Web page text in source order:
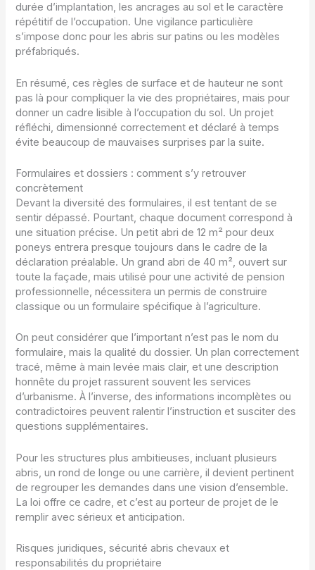
durée d’implantation, les ancrages au sol et le caractère
répétitif de l’occupation. Une vigilance particulière
s’impose donc pour les abris sur patins ou les modèles
préfabriqués.
En résumé, ces règles de surface et de hauteur ne sont
pas là pour compliquer la vie des propriétaires, mais pour
donner un cadre lisible à l’occupation du sol. Un projet
réfléchi, dimensionné correctement et déclaré à temps
évite beaucoup de mauvaises surprises par la suite.
Formulaires et dossiers : comment s’y retrouver
concrètement
Devant la diversité des formulaires, il est tentant de se
sentir dépassé. Pourtant, chaque document correspond à
une situation précise. Un petit abri de 12 m² pour deux
poneys entrera presque toujours dans le cadre de la
déclaration préalable. Un grand abri de 40 m², ouvert sur
toute la façade, mais utilisé pour une activité de pension
professionnelle, nécessitera un permis de construire
classique ou un formulaire spécifique à l’agriculture.
On peut considérer que l’important n’est pas le nom du
formulaire, mais la qualité du dossier. Un plan correctement
tracé, même à main levée mais clair, et une description
honnête du projet rassurent souvent les services
d’urbanisme. À l’inverse, des informations incomplètes ou
contradictoires peuvent ralentir l’instruction et susciter des
questions supplémentaires.
Pour les structures plus ambitieuses, incluant plusieurs
abris, un rond de longe ou une carrière, il devient pertinent
de regrouper les demandes dans une vision d’ensemble.
La loi offre ce cadre, et c’est au porteur de projet de le
remplir avec sérieux et anticipation.
Risques juridiques, sécurité abris chevaux et
responsabilités du propriétaire